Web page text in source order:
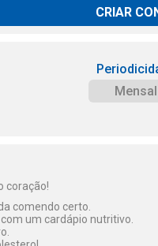
CRIAR
Mensal
coração!
comendo certo.
um cardápio nutritivo.